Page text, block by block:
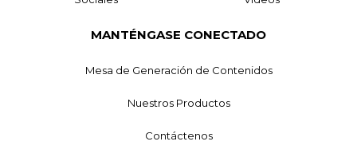
MANTÉNGASE CONECTADO
Mesa de Generación de Contenidos
Nuestros Productos
Contáctenos